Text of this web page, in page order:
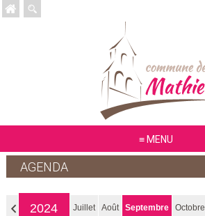
MENU
AGENDA
2024 Juillet Août Septembre Octobre